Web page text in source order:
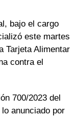
bajo el cargo
este martes
Tarjeta Alimentar
contra el
700/2023 del
anunciado por